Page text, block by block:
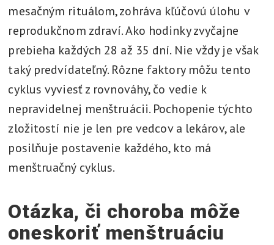
r
i
e
š
i
mesačným rituálom, zohráva kľúčovú úlohu v
reprodukčnom zdraví. Ako hodinky zvyčajne
prebieha každých 28 až 35 dní. Nie vždy je však
taký predvídateľný. Rôzne faktory môžu tento
cyklus vyviesť z rovnováhy, čo vedie k
nepravidelnej menštruácii. Pochopenie týchto
zložitostí nie je len pre vedcov a lekárov, ale
posilňuje postavenie každého, kto má
menštruačný cyklus.
Otázka, či choroba môže
oneskoriť menštruáciu